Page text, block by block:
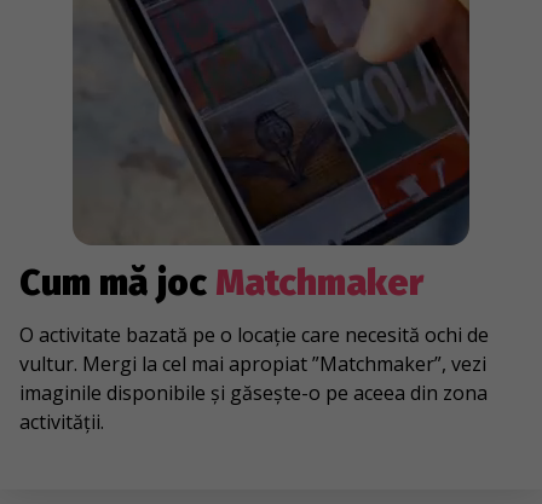
Cum mă joc Matchmaker
O activitate bazată pe o locație care necesită ochi de
vultur. Mergi la cel mai apropiat ”Matchmaker”, vezi
imaginile disponibile și găsește-o pe aceea din zona
activității.